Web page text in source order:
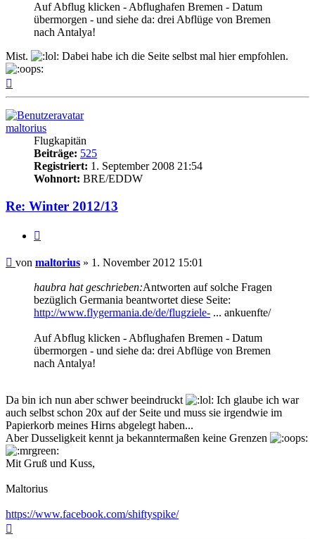
Auf Abflug klicken - Abflughafen Bremen - Datum
übermorgen - und siehe da: drei Abflüge von Bremen
nach Antalya!
Mist.
Dabei habe ich die Seite selbst mal hier empfohlen.
maltorius
Flugkapitän
Beiträge: 525
Registriert: 1. September 2008 21:54
Wohnort: BRE/EDDW
Re: Winter 2012/13
Ungelesener
von maltorius » 1. November 2012 15:01
haubra hat geschrieben:Antworten auf solche Fragen
bezüglich Germania beantwortet diese Seite:
http://www.flygermania.de/de/flugziele- ... ankuenfte/
Auf Abflug klicken - Abflughafen Bremen - Datum
übermorgen - und siehe da: drei Abflüge von Bremen
nach Antalya!
Da bin ich nun aber schwer beeindruckt
Ich glaube ich war
auch selbst schon 20x auf der Seite und muss sie irgendwie im
Papierkorb meines Hirns abgelegt haben...
Aber Dusseligkeit kennt ja bekanntermaßen keine Grenzen
Mit Gruß und Kuss,
Maltorius
https://www.facebook.com/shiftyspike/